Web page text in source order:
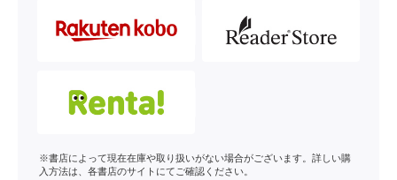
※書店によって現在在庫や取り扱いがない場合がございます。詳しい購
入方法は、各書店のサイトにてご確認ください。